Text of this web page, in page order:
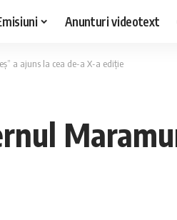
Anunturi videotext
a ajuns la cea de-a X-a ediție